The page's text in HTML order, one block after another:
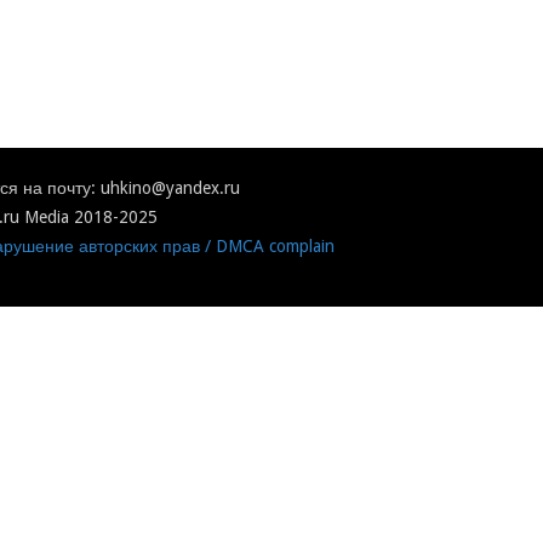
на почту: uhkino@yandex.ru
Media 2018-2025
авторских прав / DMCA complain